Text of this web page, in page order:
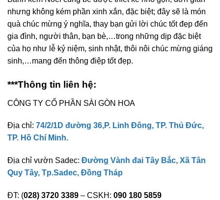
nhưng không kém phần xinh xắn, đặc biệt; đây sẽ là món
quà chúc mừng ý nghĩa, thay bạn gửi lời chúc tốt đẹp đến
gia đình, người thân, bạn bè,…trong những dịp đặc biệt
của họ như lễ kỷ niệm, sinh nhật, thôi nôi chúc mừng giáng
sinh,…mang đến thông điệp tốt đẹp.
***Thông tin liên hệ:
CÔNG TY CỔ PHẦN SÀI GÒN HOA
Địa chỉ: 74/2/1D đường 36,P. Linh Đông, TP. Thủ Đức,
TP. Hồ Chí Minh.
Địa chỉ vườn Sadec: Đường Vành đai Tây Bắc, Xã Tân
Quy Tây, Tp.Sadec, Đồng Tháp
ĐT: (028) 3720 3389 – CSKH: 090 180 5859